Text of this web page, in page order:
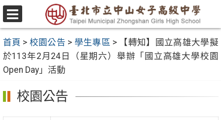
跳
至
要
內
容
區
選
單
首頁 > 校園公告 > 學生專區 >
【轉知】國立高雄大學擬
於113年2月24日（星期六）舉辦「國立高雄大學校園
Open Day」活動
校園公告